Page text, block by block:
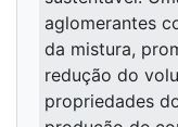
aglomerantes
da mistura,
redução do
propriedades